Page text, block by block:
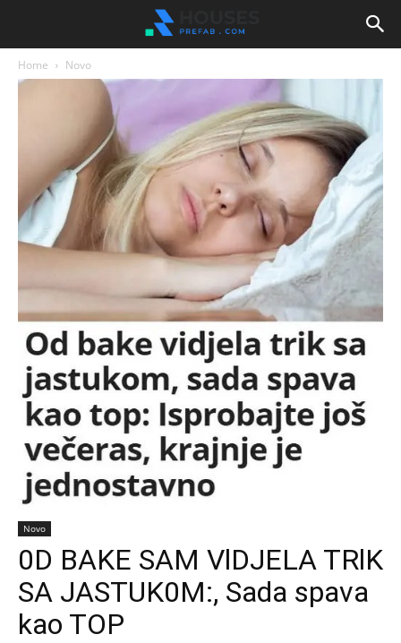
Home Novo
Novo
0D BAKE SAM VlDJELA TRlK
SA JASTUK0M:, Sada spava
kao TOP